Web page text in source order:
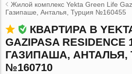
Жилой комплекс Yekta Green Life
Газипаше, Анталья, Турция №160455
КВАРТИРА В
GAZIPASA RESIDENCE
ГАЗИПАША, АНТАЛЬЯ,
№160710